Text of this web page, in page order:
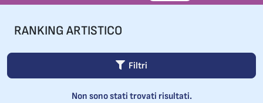
RANKING ARTISTICO
Filtri
Non sono stati trovati risultati.